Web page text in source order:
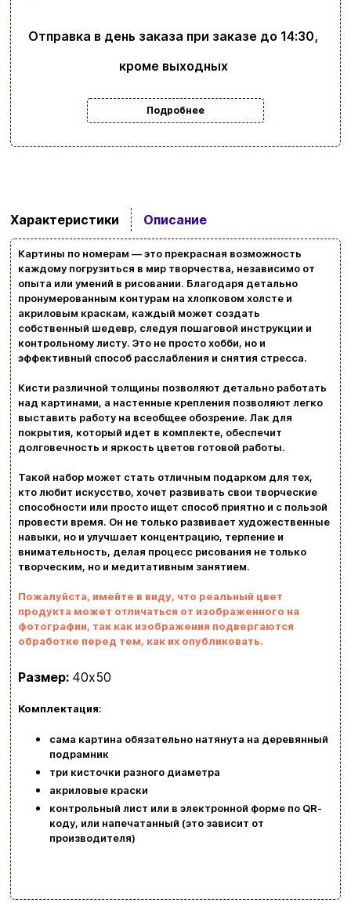
Отправка в день заказа при заказе до 14:30,
кроме выходных
Подробнее
Характеристики Описание
Картины по номерам — это прекрасная возможность
каждому погрузиться в мир творчества, независимо от
опыта или умений в рисовании. Благодаря детально
пронумерованным контурам на хлопковом холсте и
акриловым краскам, каждый может создать
собственный шедевр, следуя пошаговой инструкции и
контрольному листу. Это не просто хобби, но и
эффективный способ расслабления и снятия стресса.
Кисти различной толщины позволяют детально работать
над картинами, а настенные крепления позволяют легко
выставить работу на всеобщее обозрение. Лак для
покрытия, который идет в комплекте, обеспечит
долговечность и яркость цветов готовой работы.
Такой набор может стать отличным подарком для тех,
кто любит искусство, хочет развивать свои творческие
способности или просто ищет способ приятно и с пользой
провести время. Он не только развивает художественные
навыки, но и улучшает концентрацию, терпение и
внимательность, делая процесс рисования не только
творческим, но и медитативным занятием.
Пожалуйста, имейте в виду, что реальный цвет
продукта может отличаться от изображенного на
фотографии, так как изображения подвергаются
обработке перед тем, как их опубликовать.
Размер: 40х50
Комплектация:
сама картина обязательно натянута на деревянный
подрамник
три кисточки разного диаметра
акриловые краски
контрольный лист или в электронной форме по QR-
коду, или напечатанный (это зависит от
производителя)
Ввойти Регистрация
Бренды
Доставка и оплата
Новости и статьи
Возврат и обмен товаров
Политика конфиденциальности
Контакты
+380996393746
+380634324164
Заказать звонок
Просмотрите ассортимент нашего магазина и
вы обязательно найдете что-нибудь
интересное